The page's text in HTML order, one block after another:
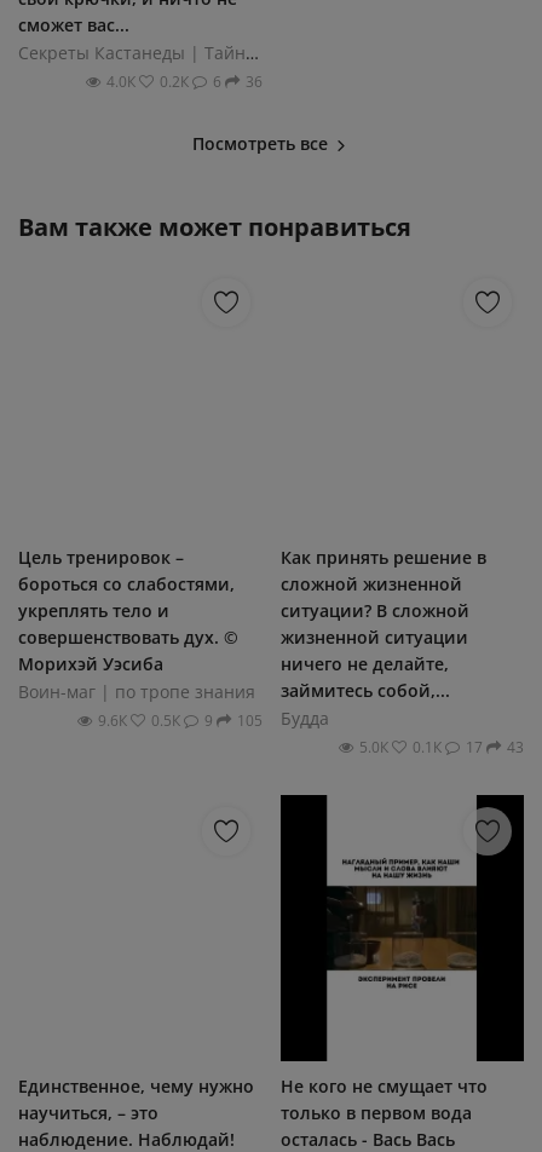
сможет вас...
Секреты Кастанеды | Тайный путь воина
4.0К 0.2К 6 36
Посмотреть все
Вам также может понравиться
Цель тренировок –
бороться со слабостями,
укреплять тело и
совершенствовать дух. ©
Морихэй Уэсиба
Воин-маг | по тропе знания
9.6К 0.5К 9 105
Как принять решение в
сложной жизненной
ситуации? В сложной
жизненной ситуации
ничего не делайте,
займитесь собой,...
Будда
5.0К 0.1К 17 43
Единственное, чему нужно
научиться, – это
наблюдение. Наблюдай!
Не кого не смущает что
только в первом вода
осталась - Вась Вась